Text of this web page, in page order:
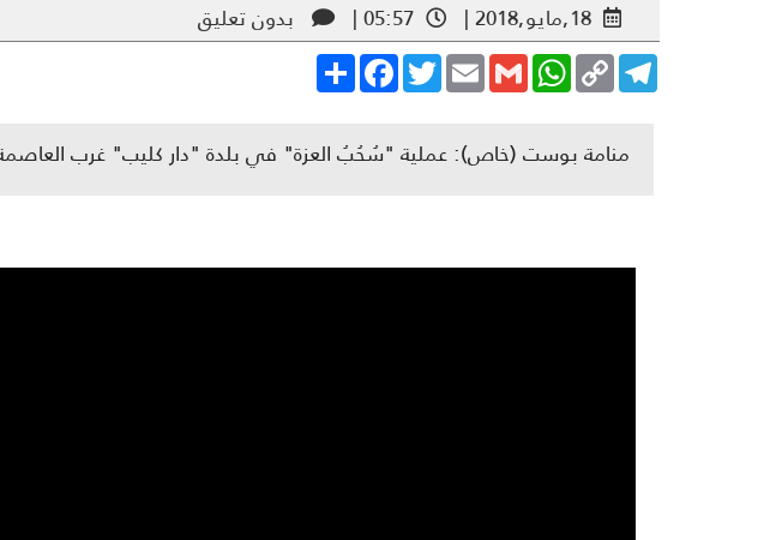
18,مايو,2018 | 05:57 |
بدون تعليق
Share
FacebookTwitterEmailGmail
WhatsAppCopy
Link
Telegram
منامة بوست (خاص): عملية "سُحُبُ العزة" في بلدة "دار كليب" غرب العاصمة